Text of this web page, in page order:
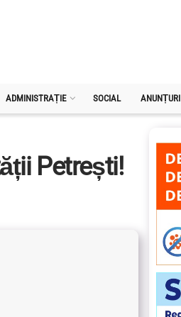
ADMINISTRAȚIE SOCIAL ANUNȚURI
Petrești!